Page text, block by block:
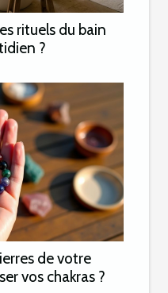
rituels du bain
?
de votre
vos chakras ?